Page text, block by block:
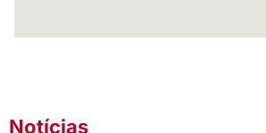
Notícias